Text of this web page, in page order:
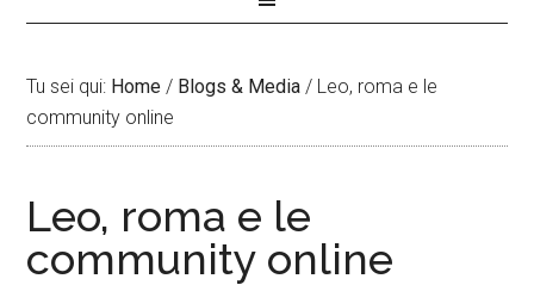
Tu sei qui: Home / Blogs & Media / Leo, roma e le
community online
Leo, roma e le
community online